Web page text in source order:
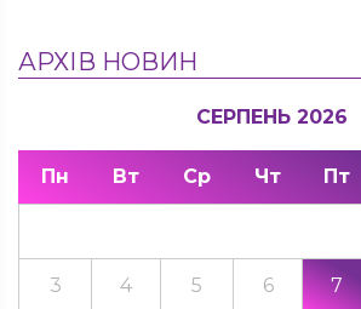
АРХІВ НОВИН
СЕРПЕНЬ 2026
Пн Вт Ср Чт Пт
3 4 5 6 7